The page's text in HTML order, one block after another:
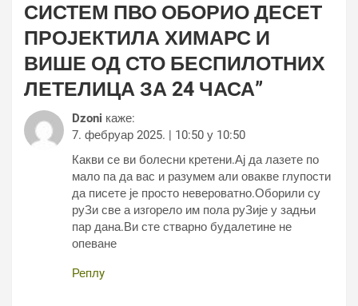
СИСТЕМ ПВО ОБОРИО ДЕСЕТ
ПРОЈЕКТИЛА ХИМАРС И
ВИШЕ ОД СТО БЕСПИЛОТНИХ
ЛЕТЕЛИЦА ЗА 24 ЧАСА”
Dzoni каже:
7. фебруар 2025. | 10:50 у 10:50
Какви се ви болесни кретени.Ај да лазете по
мало па да вас и разумем али овакве глупости
да писете је просто невероватно.Оборили су
руЗи све а изгорело им пола руЗије у задњи
пар дана.Ви сте стварно будалетине не
опеване
Реплy